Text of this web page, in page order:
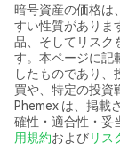
暗号資産の価格は
すい性質がありま
品、そしてリスク
す。本ページに記
したものであり
買や、特定の投資
Phemex は、掲載
確性・適合性・妥
用規約およびリス